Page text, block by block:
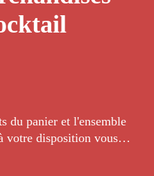
du panier et l'ensemble
votre disposition vous